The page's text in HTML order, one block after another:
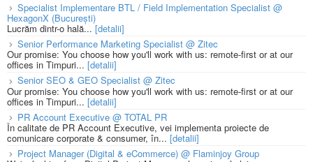
Specialist Implementare BTL / Field Implementation Specialist @
HexagonX (București)
Lucrăm dintr-o hală... [detalii]
Senior Performance Marketing Specialist @ Zitec
Our promise: You choose how you'll work with us: remote-first or at our
offices in Timpuri... [detalii]
Senior SEO & GEO Specialist @ Zitec
Our promise: You choose how you'll work with us: remote-first or at our
offices in Timpuri... [detalii]
PR Account Executive @ TOTAL PR
În calitate de PR Account Executive, vei implementa proiecte de
comunicare corporate & consumer, în... [detalii]
Project Manager (Digital & eCommerce) @ Flaminjoy Group